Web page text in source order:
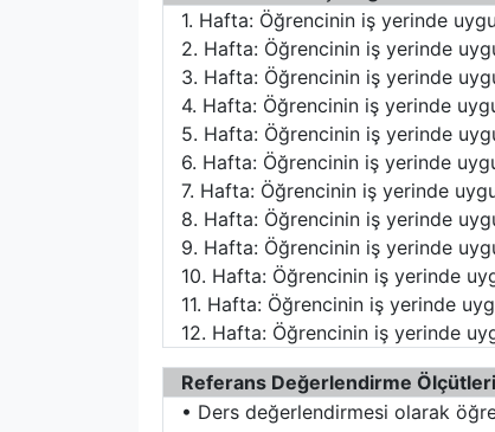
1. Hafta: Öğrencinin iş yerinde
2. Hafta: Öğrencinin iş yerinde
3. Hafta: Öğrencinin iş yerinde
4. Hafta: Öğrencinin iş yerinde
5. Hafta: Öğrencinin iş yerinde
6. Hafta: Öğrencinin iş yerinde
7. Hafta: Öğrencinin iş yerinde
8. Hafta: Öğrencinin iş yerinde
9. Hafta: Öğrencinin iş yerinde
10. Hafta: Öğrencinin iş yerinde
11. Hafta: Öğrencinin iş yerinde
12. Hafta: Öğrencinin iş yerinde
Referans Değerlendirme Ölçütleri
• Ders değerlendirmesi olarak